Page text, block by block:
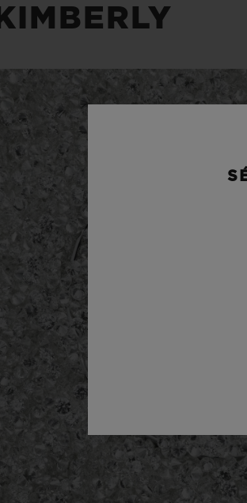
KIMBERLY